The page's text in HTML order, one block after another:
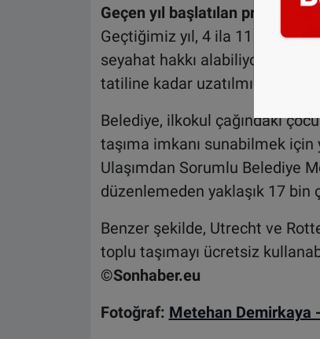
Geçen yıl başlatılan projenin
Geçtiğimiz yıl, 4 ila 11 yaş
seyahat hakkı alabiliyordu. Bu
tatiline kadar uzatılmıştı.
Belediye, ilkokul çağındaki
taşıma imkanı sunabilmek
Ulaşımdan Sorumlu Belediye
düzenlemeden yaklaşık 17 bin
Benzer şekilde, Utrecht ve
toplu taşımayı ücretsiz
©Sonhaber.eu
Fotoğraf: Metehan Demirkaya